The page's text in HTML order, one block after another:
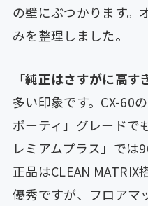
の壁にぶつかります。
みを整理しました。
「純正はさすがに高す
多い印象です。CX-60
ポーティ」グレードで
レミアムプラス」では
正品はCLEAN
優秀ですが、フロアマ